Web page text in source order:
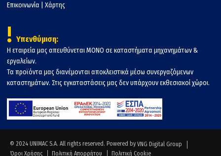
Επικοινωνία Χάρτης
! Υπενθύμιση:
Η εταιρεία μας απευθύνεται ΜΟΝΟ σε καταστήματα μηχανημάτων &
εργαλείων.
Τα προϊόντα μας διανέμονται αποκλειστικά μέσω συνεργαζόμενων
καταστημάτων. Στις εγκαταστάσεις μας δεν υπάρχουν εκθεσιακοί χώροι.
© 2024 UNIMAC S.A. All rights reserved. Powered by VNG Digital Group
Όροι Χρήσης
Πολιτική Απορρήτου Πολιτική Cookie